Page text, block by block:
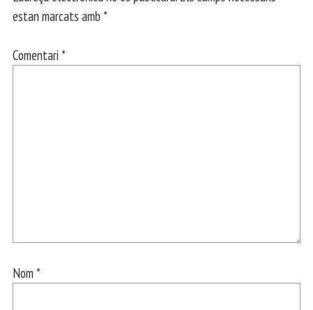
estan marcats amb *
Comentari *
Nom *